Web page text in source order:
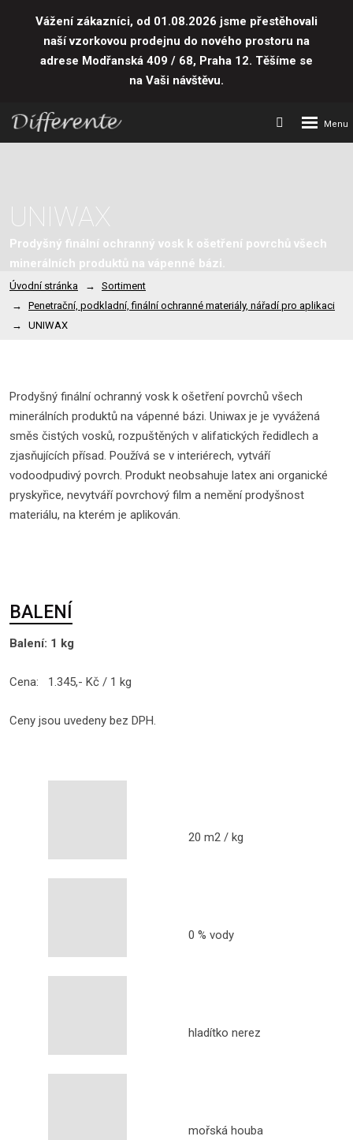
Vážení zákazníci, od 01.08.2026 jsme přestěhovali
naší vzorkovou prodejnu do nového prostoru na
adrese Modřanská 409 / 68, Praha 12. Těšíme se
na Vaši návštěvu.
Vyhledávání
Rozbalení
UNIWAX
Prodyšný finální ochranný vosk k ošetření povrchů všech
minerálních produktů na vápenné bázi.
Úvodní stránka
Sortiment
Penetrační, podkladní, finální ochranné materiály, nářadí pro aplikaci
UNIWAX
Prodyšný finální ochranný vosk k ošetření povrchů všech
minerálních produktů na vápenné bázi. Uniwax je je vyvážená
směs čistých vosků, rozpuštěných v alifatických ředidlech a
zjasňujících přísad. Používá se v interiérech, vytváří
vodoodpudivý povrch. Produkt neobsahuje latex ani organické
pryskyřice, nevytváří povrchový film a nemění prodyšnost
materiálu, na kterém je aplikován.
BALENÍ
Balení: 1 kg
Cena: 1.345,- Kč / 1 kg
Ceny jsou uvedeny bez DPH.
20 m2 / kg
0 % vody
hladítko nerez
mořská houba